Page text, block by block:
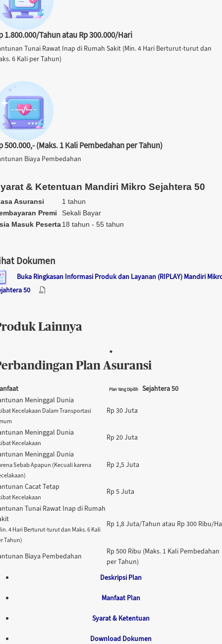
1.800.000/Tahun atau Rp 300.000/Hari
Tunai Rawat Inap di Rumah Sakit (Min. 4 Hari Berturut-turut dan
6 Kali per Tahun)
500.000,- (Maks. 1 Kali Pembedahan per Tahun)
Biaya Pembedahan
& Ketentuan Mandiri Mikro Sejahtera 50
Asuransi
1 tahun
Premi
Sekali Bayar
Masuk Peserta18 tahun - 55 tahun
Dokumen
Buka Ringkasan Informasi Produk dan Layanan (RIPLAY) Mandiri
50
Lainnya
Plan Asuransi
Plan Yang Dipilih
Sejahtera 50
Meninggal Dunia
Kecelakaan Dalam Transportasi
Rp 30 Juta
Meninggal Dunia
Kecelakaan
Rp 20 Juta
Meninggal Dunia
Sebab Apapun (Kecuali karena
Rp 2,5 Juta
Cacat Tetap
Kecelakaan
Rp 5 Juta
Tunai Rawat Inap di Rumah
4 Hari Berturut-turut dan Maks. 6 Kali
Tahun)
Rp 1,8 Juta/Tahun atau Rp 300 Ribu/
Biaya Pembedahan
Rp 500 Ribu (Maks. 1 Kali Pembedahan
per Tahun)
Deskripsi Plan
Manfaat Plan
Syarat & Ketentuan
Download Dokumen